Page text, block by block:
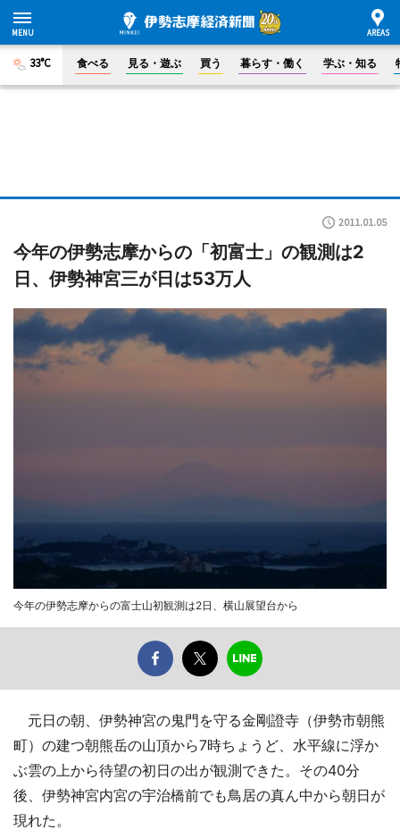
33°C 食べる 見る・遊ぶ 買う 暮らす・働く 学ぶ・知る
2011.01.05
今年の伊勢志摩からの「初富士」の観測は2
日、伊勢神宮三が日は53万人
今年の伊勢志摩からの富士山初観測は2日、横山展望台から
元日の朝、伊勢神宮の鬼門を守る金剛證寺（伊勢市朝熊
町）の建つ朝熊岳の山頂から7時ちょうど、水平線に浮か
ぶ雲の上から待望の初日の出が観測できた。その40分
後、伊勢神宮内宮の宇治橋前でも鳥居の真ん中から朝日が
現れた。